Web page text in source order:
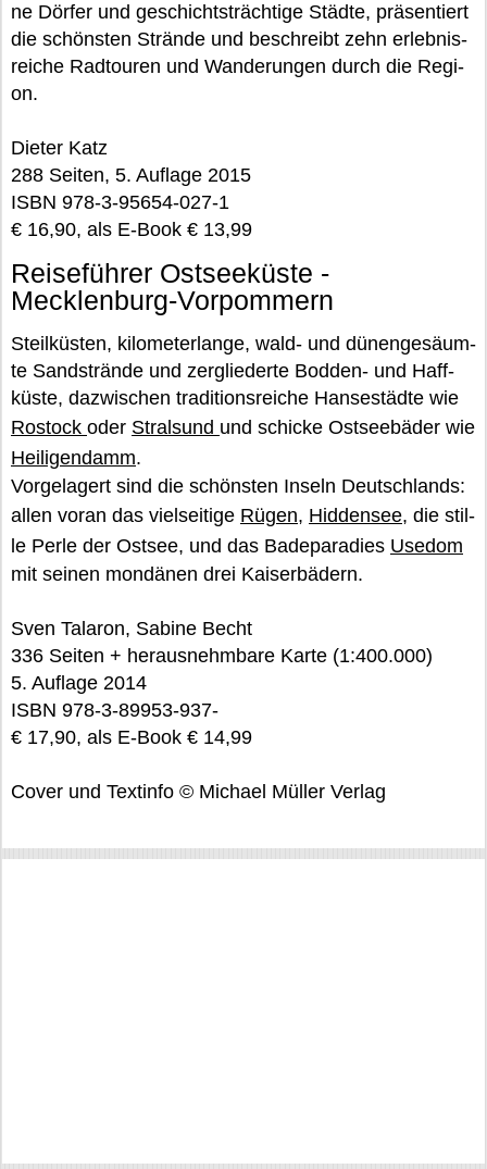
ne Dör­fer und ge­schichts­träch­ti­ge Städ­te, prä­sen­tiert
die schöns­ten Strän­de und be­schreibt zehn er­leb­nis­
rei­che Rad­tou­ren und Wan­de­run­gen durch die Re­gi­
on.
Dieter Katz
288 Seiten, 5. Auflage 2015
ISBN 978-3-95654-027-1
€ 16,90, als E-Book € 13,99
Reiseführer Ostseeküste -
Mecklenburg-Vorpommern
Steil­küs­ten, ki­lo­me­ter­lan­ge, wald- und dü­nen­ge­säum­
te Sand­strän­de und zer­glie­der­te Bod­den- und Haff­
küs­te, da­zwi­schen tra­di­ti­ons­rei­che Han­se­städ­te wie
Ros­tock oder Stral­sund und schi­cke Ost­see­bä­der wie
Hei­li­gen­damm.
Vor­ge­la­gert sind die schöns­ten In­seln Deutsch­lands:
allen voran das viel­sei­ti­ge Rügen, Hid­den­see, die stil­
le Perle der Ost­see, und das Ba­de­pa­ra­dies Use­dom
mit sei­nen mon­dä­nen drei Kai­ser­bä­dern.
Sven Talaron, Sabine Becht
336 Seiten + herausnehmbare Karte (1:400.000)
5. Auflage 2014
ISBN 978-3-89953-937-
€ 17,90, als E-Book € 14,99
Cover und Textinfo © Michael Müller Verlag